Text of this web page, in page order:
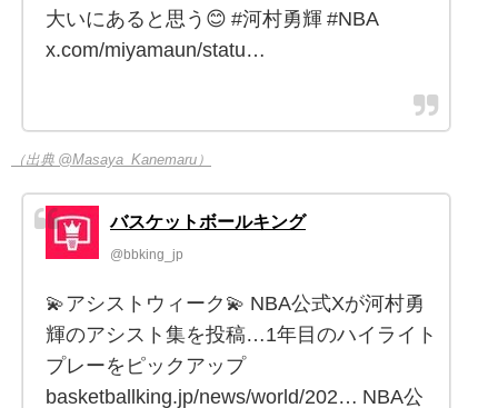
大いにあると思う😊 #河村勇輝 #NBA
x.com/miyamaun/statu…
（出典 @Masaya_Kanemaru）
バスケットボールキング
@bbking_jp
💫アシストウィーク💫 NBA公式Xが河村勇
輝のアシスト集を投稿…1年目のハイライト
プレーをピックアップ
basketballking.jp/news/world/202… NBA公